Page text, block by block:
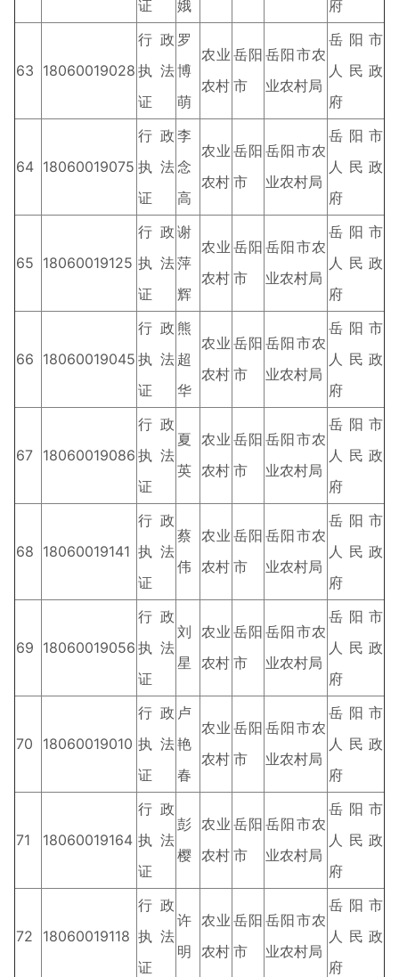
证 娥 府
63 18060019028
行政
执法
证
罗
博
萌
农业
农村
岳阳
市
岳阳市农
业农村局
岳阳市
人民政
府
64 18060019075
行政
执法
证
李
念
高
农业
农村
岳阳
市
岳阳市农
业农村局
岳阳市
人民政
府
65 18060019125
行政
执法
证
谢
萍
辉
农业
农村
岳阳
市
岳阳市农
业农村局
岳阳市
人民政
府
66 18060019045
行政
执法
证
熊
超
华
农业
农村
岳阳
市
岳阳市农
业农村局
岳阳市
人民政
府
67 18060019086
行政
执法
证
夏
英
农业
农村
岳阳
市
岳阳市农
业农村局
岳阳市
人民政
府
68 18060019141
行政
执法
证
蔡
伟
农业
农村
岳阳
市
岳阳市农
业农村局
岳阳市
人民政
府
69 18060019056
行政
执法
证
刘
星
农业
农村
岳阳
市
岳阳市农
业农村局
岳阳市
人民政
府
70 18060019010
行政
执法
证
卢
艳
春
农业
农村
岳阳
市
岳阳市农
业农村局
岳阳市
人民政
府
71 18060019164
行政
执法
证
彭
樱
农业
农村
岳阳
市
岳阳市农
业农村局
岳阳市
人民政
府
72 18060019118
行政
执法
证
许
明
农业
农村
岳阳
市
岳阳市农
业农村局
岳阳市
人民政
府